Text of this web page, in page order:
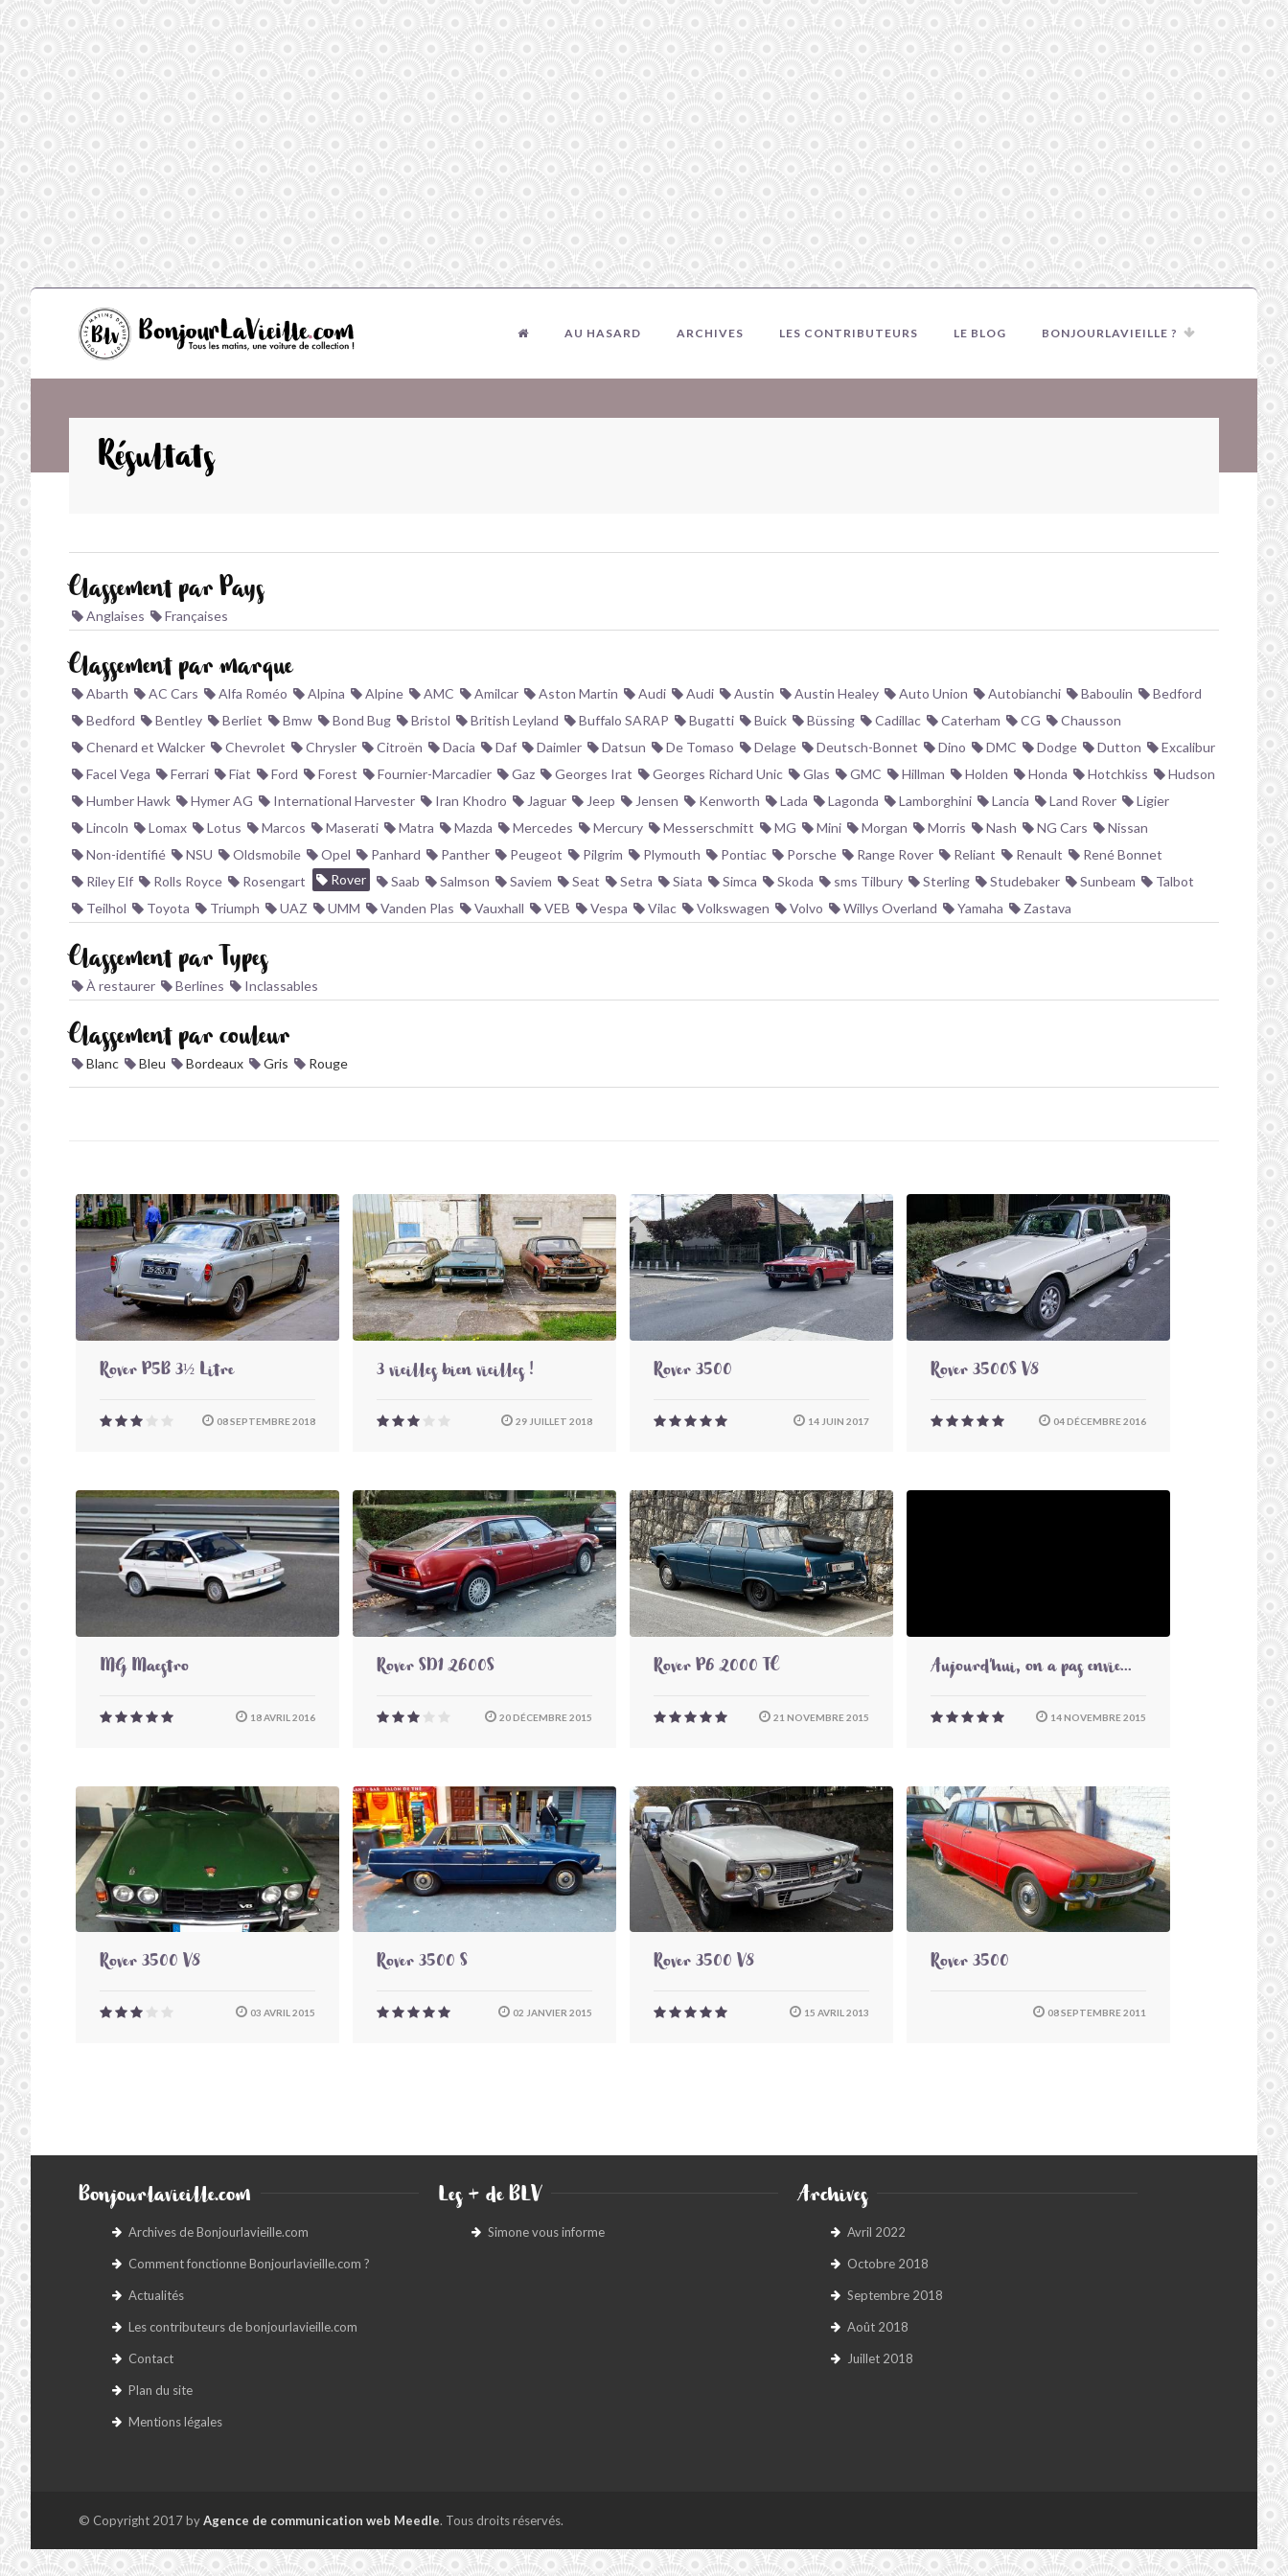
AU HASARD ARCHIVES LES CONTRIBUTEURS LE BLOG BONJOURLAVIEILLE ?
Résultats
Classement par Pays
Anglaises Françaises
Classement par marque
Abarth AC Cars Alfa Roméo Alpina Alpine AMC Amilcar Aston Martin Audi Audi Austin Austin Healey Auto Union Autobianchi Baboulin
Bedford
Bedford
Bentley Berliet Bmw Bond Bug Bristol British Leyland Buffalo SARAP Bugatti Buick Büssing Cadillac Caterham CG
Chausson
Chenard et Walcker
Chevrolet Chrysler Citroën Dacia Daf Daimler Datsun De Tomaso Delage Deutsch-Bonnet Dino DMC Dodge Dutton
Excalibur
Facel Vega
Ferrari Fiat Ford Forest Fournier-Marcadier Gaz Georges Irat Georges Richard Unic Glas GMC Hillman Holden Honda Hotchkiss
Hudson
Humber Hawk
Hymer AG International Harvester Iran Khodro Jaguar Jeep Jensen Kenworth Lada Lagonda Lamborghini Lancia Land Rover
Ligier
Lincoln
Lomax Lotus Marcos Maserati Matra Mazda Mercedes Mercury Messerschmitt MG Mini Morgan Morris Nash NG Cars
Nissan
Non-identifié
NSU Oldsmobile Opel Panhard Panther Peugeot Pilgrim Plymouth Pontiac Porsche Range Rover Reliant Renault
René Bonnet
Riley Elf
Rolls Royce Rosengart Rover Saab Salmson Saviem Seat Setra Siata Simca Skoda sms Tilbury Sterling Studebaker Sunbeam
Talbot
Teilhol
Toyota Triumph UAZ UMM Vanden Plas Vauxhall VEB Vespa Vilac Volkswagen Volvo Willys Overland Yamaha Zastava
Classement par Types
À restaurer Berlines Inclassables
Classement par couleur
Blanc Bleu Bordeaux Gris Rouge
Rover P5B 3½ Litre
08 SEPTEMBRE 2018
3 vieilles bien vieilles !
29 JUILLET 2018
Rover 3500
14 JUIN 2017
Rover 3500S V8
04 DÉCEMBRE 2016
MG Maestro
18 AVRIL 2016
Rover SD1 2600S
20 DÉCEMBRE 2015
Rover P6 2000 TC
21 NOVEMBRE 2015
Aujourd'hui, on a pas envie...
14 NOVEMBRE 2015
Rover 3500 V8
03 AVRIL 2015
Rover 3500 S
02 JANVIER 2015
Rover 3500 V8
15 AVRIL 2013
Rover 3500
08 SEPTEMBRE 2011
Bonjourlavieille.com
Archives de Bonjourlavieille.com
Comment fonctionne Bonjourlavieille.com ?
Actualités
Les contributeurs de bonjourlavieille.com
Contact
Plan du site
Mentions légales
Les + de BLV
Simone vous informe
Archives
Avril 2022
Octobre 2018
Septembre 2018
Août 2018
Juillet 2018
© Copyright 2017 byAgence de communication web Meedle. Tous droits réservés.